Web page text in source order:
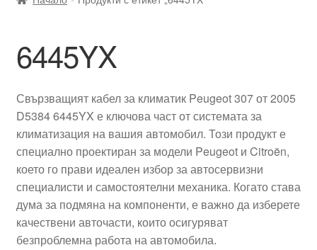
Доставка по целия свят
Жалби
Количка
Контакт
Моята сметка
Плащанията
6445YX
Свързващият кабел за климатик Peugeot 307 от 2005
D5384 6445YX е ключова част от системата за
климатизация на вашия автомобил. Този продукт е
специално проектиран за модели Peugeot и Citroën,
което го прави идеален избор за автосервизни
специалисти и самостоятелни механика. Когато става
дума за подмяна на компоненти, е важно да изберете
качествени авточасти, които осигуряват
безпроблемна работа на автомобила.